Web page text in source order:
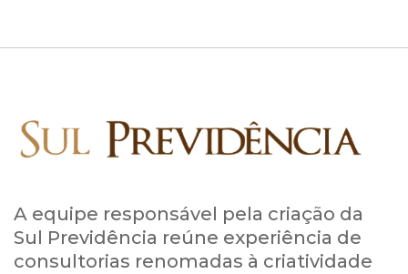
A equipe responsável pela criação da
Sul Previdência reúne experiência de
consultorias renomadas à criatividade